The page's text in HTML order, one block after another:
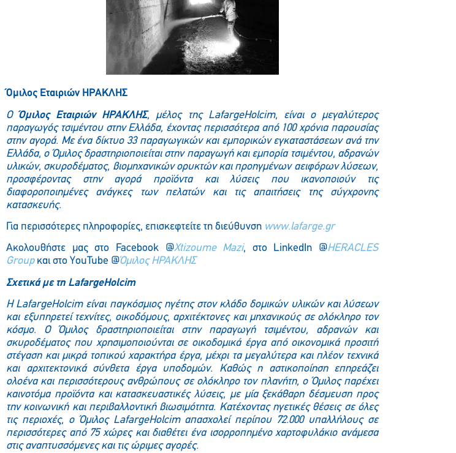
Όμιλος Εταιριών ΗΡΑΚΛΗΣ
ΟΌμιλος Εταιριών ΗΡΑΚΛΗΣ, μέλος της LafargeHolcim, είναι ο μεγαλύτερος
παραγωγός τσιμέντου στην Ελλάδα, έχοντας περισσότερα από 100 χρόνια παρουσίας
στην αγορά. Με ένα δίκτυο 33 παραγωγικών και εμπορικών εγκαταστάσεων ανά την
Ελλάδα, ο Όμιλος δραστηριοποιείται στην παραγωγή και εμπορία τσιμέντου, αδρανών
υλικών, σκυροδέματος, βιομηχανικών ορυκτών και προηγμένων αειφόρων λύσεων,
προσφέροντας στην αγορά προϊόντα και λύσεις που ικανοποιούν τις
διαφοροποιημένες ανάγκες των πελατών και τις απαιτήσεις της σύγχρονης
κατασκευής.
Για περισσότερες πληροφορίες, επισκεφτείτε τη διεύθυνση www.lafarge.gr
Ακολουθήστε μας στο Facebook @Xtizoume Mazi, στο LinkedIn @HERACLES
Group και στο YouTube @Όμιλος ΗΡΑΚΛΗΣ
Σχετικά με τη LafargeHolcim
Η LafargeHolcim είναι παγκόσμιος ηγέτης στον κλάδο δομικών υλικών και λύσεων
και εξυπηρετεί τεχνίτες, οικοδόμους, αρχιτέκτονες και μηχανικούς σε ολόκληρο τον
κόσμο. Ο Όμιλος δραστηριοποιείται στην παραγωγή τσιμέντου, αδρανών και
σκυροδέματος που χρησιμοποιούνται σε οικοδομικά έργα από οικονομικά προσιτή
στέγαση και μικρά τοπικού χαρακτήρα έργα, μέχρι τα μεγαλύτερα και πλέον τεχνικά
και αρχιτεκτονικά σύνθετα έργα υποδομών. Καθώς η αστικοποίηση επηρεάζει
ολοένα και περισσότερους ανθρώπους σε ολόκληρο τον πλανήτη, ο Όμιλος παρέχει
καινοτόμα προϊόντα και κατασκευαστικές λύσεις, με μία ξεκάθαρη δέσμευση προς
την κοινωνική και περιβαλλοντική βιωσιμότητα. Κατέχοντας ηγετικές θέσεις σε όλες
τις περιοχές, ο Όμιλος LafargeHolcim απασχολεί περίπου 72.000 υπαλλήλους σε
περισσότερες από 75 χώρες και διαθέτει ένα ισορροπημένο χαρτοφυλάκιο ανάμεσα
στις αναπτυσσόμενες και τις ώριμες αγορές.